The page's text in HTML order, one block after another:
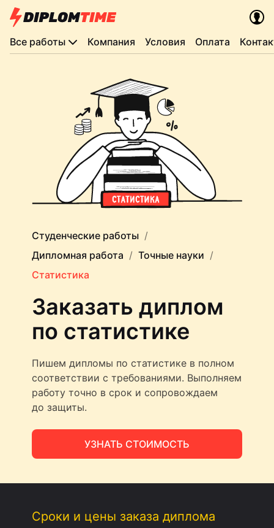
Все работы Компания Условия Оплата
Студенческие работы
Дипломная работа
Точные науки
Статистика
Заказать диплом
по статистике
Пишем дипломы по статистике в полном
соответствии с требованиями. Выполняем
работу точно в срок и сопровождаем
до защиты.
УЗНАТЬ СТОИМОСТЬ
Сроки и цены заказа диплома